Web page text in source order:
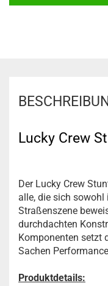
Lucky Crew
Der Lucky Crew
alle, die sich sowohl
Straßenszene
durchdachten
Komponenten setzt
Sachen
Produktdetails: